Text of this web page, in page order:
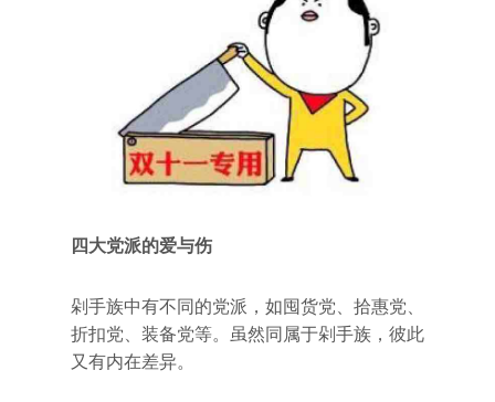
四大党派的爱与伤
剁手族中有不同的党派，如囤货党、拾惠党、
折扣党、装备党等。虽然同属于剁手族，彼此
又有内在差异。